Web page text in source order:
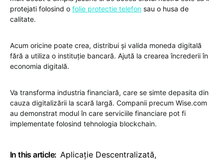
protejati folosind o folie protectie telefon sau o husa de
calitate.
Acum oricine poate crea, distribui și valida moneda digitală
fără a utiliza o instituție bancară. Ajută la crearea încrederii în
economia digitală.
Va transforma industria financiară, care se simte depasita din
cauza digitalizării la scară largă. Companii precum Wise.com
au demonstrat modul în care serviciile financiare pot fi
implementate folosind tehnologia blockchain.
In this article: Aplicație Descentralizată,